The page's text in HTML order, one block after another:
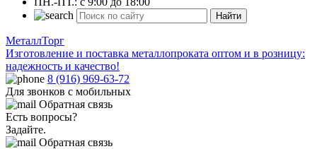
Найти
МеталлТорг
Изготовление и поставка металлопроката оптом и в розницу:
надежность и качество!
8 (916) 969-63-72
Для звонков с мобильных
Обратная связь
Есть вопросы?
Задайте.
Обратная связь